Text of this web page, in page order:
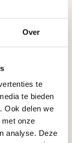
Over
te
te bieden
Ook delen we
onze
analyse. Deze